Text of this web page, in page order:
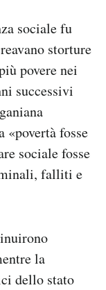
sociale fu
storture
povere nei
successivi
«povertà fosse
sociale fosse
falliti e
la
dello stato